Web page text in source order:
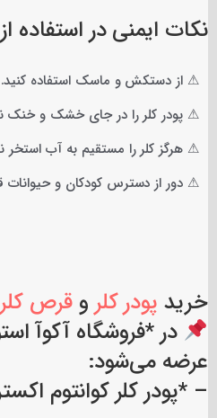
نکات ایمنی در استفاده
⚠ از دستکش و ماسک استفاده کنید.
⚠ پودر کلر را در جای خشک و خنک
⚠ هرگز کلر را مستقیم به آب استخر
⚠ دور از دسترس کودکان و حیوانات
خرید پودر کلروقرص کلر
در *فروشگاه آکوآ
عرضه می‌شود:
– *پودر کلر کوانتوم